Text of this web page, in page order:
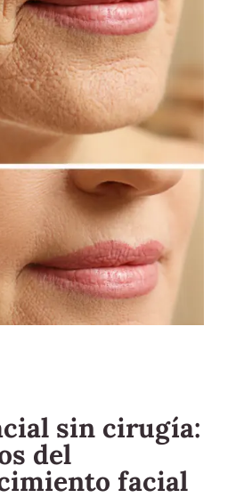
sin cirugía:
del
facial